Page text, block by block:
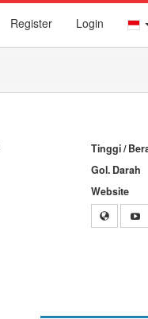
Register Login
Tinggi /
Gol. Darah
Website